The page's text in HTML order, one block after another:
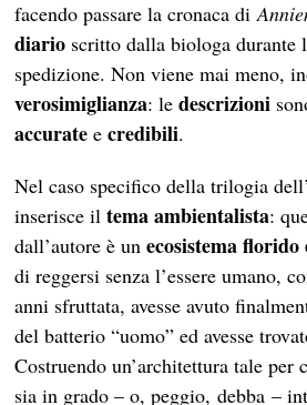
facendo passare la cronaca di
diario scritto dalla biologa durante
spedizione. Non viene mai meno,
verosimiglianza: ledescrizioni
accurate ecredibili.
Nel caso specifico della trilogia
inserisce iltema ambientalista:
dall’autore è unecosistema
di reggersi senza l’essere umano,
anni sfruttata, avesse avuto
del batterio “uomo” ed avesse
Costruendo un’architettura tale per
sia in grado – o, peggio, debba –